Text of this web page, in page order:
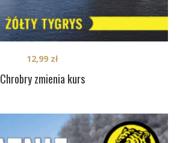
Chrobry zmienia kurs
12,99 zł